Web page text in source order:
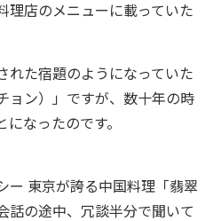
理店のメニューに載っていた
た宿題のようになっていた
ョン）」ですが、数十年の時
なったのです。
ー 東京が誇る中国料理「翡翠
話の途中、冗談半分で聞いて